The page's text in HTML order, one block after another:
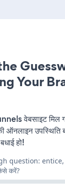
Your
वेबसाइट
ऑनलाइन उपस्थिति
हो!
question:
करें?